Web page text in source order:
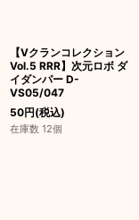
【Vクランコレクション
Vol.5 RRR】次元ロボ ダ
イダンパー D-
VS05/047
50円(税込)
在庫数 12個